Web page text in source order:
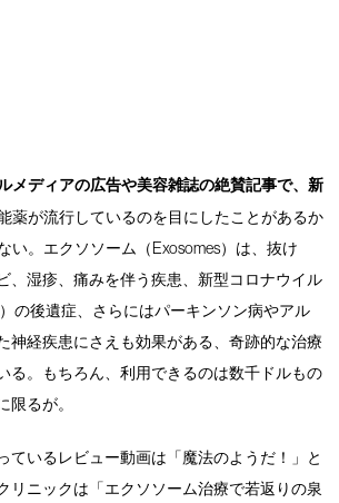
メディアの広告や美容雑誌の絶賛記事で、新
薬が流行しているのを目にしたことがあるか
い。エクソソーム（Exosomes）は、抜け
、湿疹、痛みを伴う疾患、新型コロナウイル
の後遺症、さらにはパーキンソン病やアル
神経疾患にさえも効果がある、奇跡的な治療
る。もちろん、利用できるのは数千ドルもの
限るが。
ているレビュー動画は「魔法のようだ！」と
リニックは「エクソソーム治療で若返りの泉